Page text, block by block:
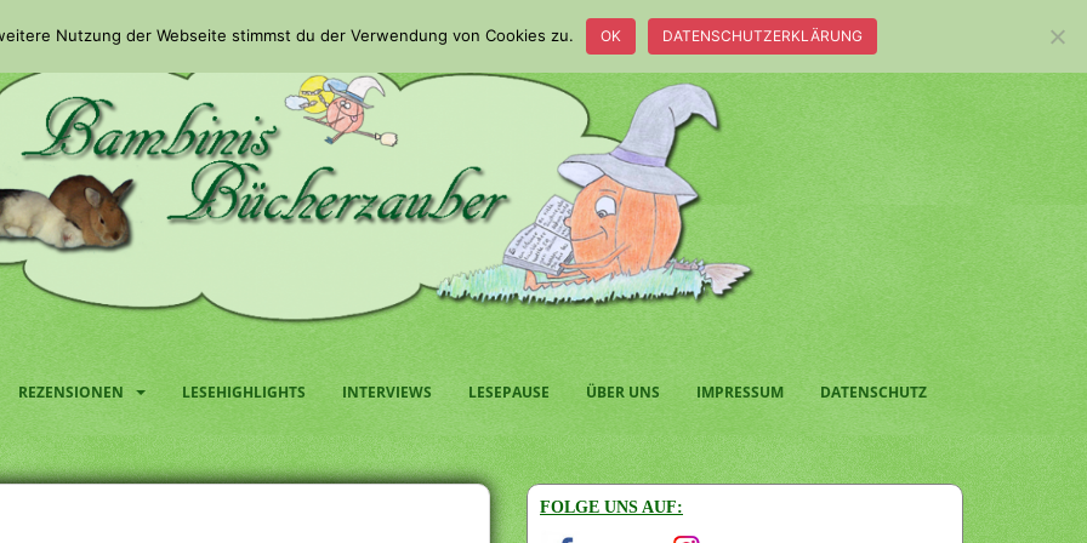
REZENSIONEN LESEHIGHLIGHTS INTERVIEWS LESEPAUSE ÜBER UNS IMPRESSUM DATENSCHUTZ
FOLGE UNS AUF:
Nutzung der Webseite stimmst du der Verwendung von Cookies zu. OK DATENSCHUTZERKLÄRUNG